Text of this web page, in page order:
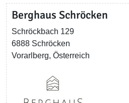
Berghaus Schröcken
Schröckbach 129
6888 Schröcken
Vorarlberg, Österreich